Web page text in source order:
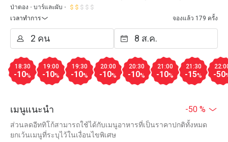
ป่าตอง
บาร์และผับ
เวลาทำการ
จองแล้ว 179 ครั้ง
18:30
-10%
19:00
-10%
19:30
-10%
20:00
-10%
20:30
-10%
21:00
-10%
21:30
-15% -50
เมนูแนะนำ -50 %
ส่วนลดอีททิโก้สามารถใช้ได้กับเมนูอาหารที่เป็นราคาปกติทั้งหมด
ยกเว้นเมนูที่ระบุไว้ในเงื่อนไขพิเศษ